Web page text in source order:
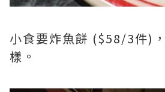
小食要炸魚餅 ($58/3件)
樣。